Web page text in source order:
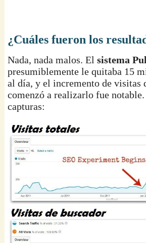
¿Cuáles fueron los
Nada, nada malos. Elsistema
presumiblemente le quitaba 15
al día, y el incremento de visitas
comenzó a realizarlo fue
capturas: